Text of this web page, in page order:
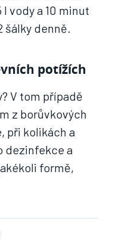
vody a 10 minut
šálky denně.
potížích
V tom případě
z borůvkových
při kolikách a
dezinfekce a
formě,